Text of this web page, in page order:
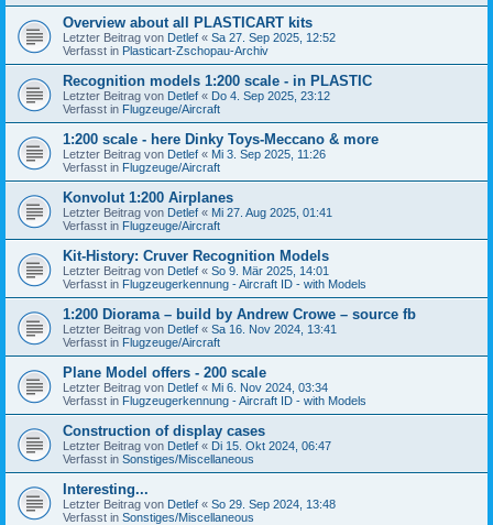
Overview about all PLASTICART kits
Letzter Beitrag von Detlef « Sa 27. Sep 2025, 12:52
Verfasst in Plasticart-Zschopau-Archiv
Recognition models 1:200 scale - in PLASTIC
Letzter Beitrag von Detlef « Do 4. Sep 2025, 23:12
Verfasst in Flugzeuge/Aircraft
1:200 scale - here Dinky Toys-Meccano & more
Letzter Beitrag von Detlef « Mi 3. Sep 2025, 11:26
Verfasst in Flugzeuge/Aircraft
Konvolut 1:200 Airplanes
Letzter Beitrag von Detlef « Mi 27. Aug 2025, 01:41
Verfasst in Flugzeuge/Aircraft
Kit-History: Cruver Recognition Models
Letzter Beitrag von Detlef « So 9. Mär 2025, 14:01
Verfasst in Flugzeugerkennung - Aircraft ID - with Models
1:200 Diorama – build by Andrew Crowe – source fb
Letzter Beitrag von Detlef « Sa 16. Nov 2024, 13:41
Verfasst in Flugzeuge/Aircraft
Plane Model offers - 200 scale
Letzter Beitrag von Detlef « Mi 6. Nov 2024, 03:34
Verfasst in Flugzeugerkennung - Aircraft ID - with Models
Construction of display cases
Letzter Beitrag von Detlef « Di 15. Okt 2024, 06:47
Verfasst in Sonstiges/Miscellaneous
Interesting...
Letzter Beitrag von Detlef « So 29. Sep 2024, 13:48
Verfasst in Sonstiges/Miscellaneous